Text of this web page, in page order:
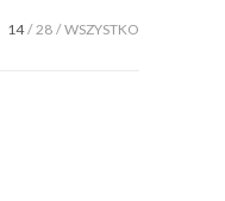
14 28 WSZYSTKO